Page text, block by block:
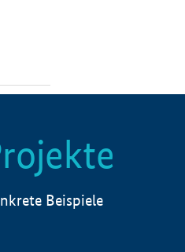
Beispiele